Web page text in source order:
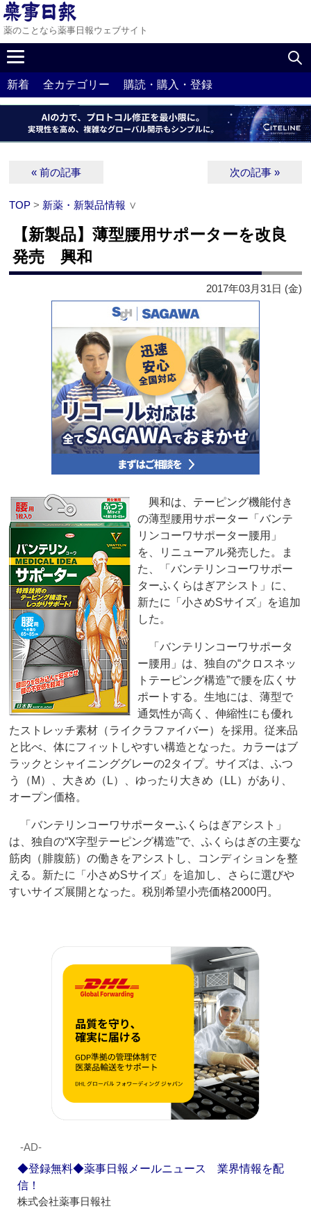
薬のことなら薬事日報ウェブサイト
新着 全カテゴリー 購読・購入・登録
« 前の記事 次の記事 »
TOP > 新薬・新製品情報 ∨
【新製品】薄型腰用サポーターを改良
発売 興和
2017年03月31日 (金)
興和は、テーピング機能付き
の薄型腰用サポーター「バンテ
リンコーワサポーター腰用」
を、リニューアル発売した。ま
た、「バンテリンコーワサポー
ターふくらはぎアシスト」に、
新たに「小さめSサイズ」を追加
した。
「バンテリンコーワサポータ
ー腰用」は、独自の“クロスネッ
トテーピング構造”で腰を広くサ
ポートする。生地には、薄型で
通気性が高く、伸縮性にも優れ
たストレッチ素材（ライクラファイバー）を採用。従来品
と比べ、体にフィットしやすい構造となった。カラーはブ
ラックとシャイニンググレーの2タイプ。サイズは、ふつ
う（M）、大きめ（L）、ゆったり大きめ（LL）があり、
オープン価格。
「バンテリンコーワサポーターふくらはぎアシスト」
は、独自の“X字型テーピング構造”で、ふくらはぎの主要な
筋肉（腓腹筋）の働きをアシストし、コンディションを整
える。新たに「小さめSサイズ」を追加し、さらに選びや
すいサイズ展開となった。税別希望小売価格2000円。
‐AD‐
◆登録無料◆薬事日報メールニュース 業界情報を配
信！
株式会社薬事日報社